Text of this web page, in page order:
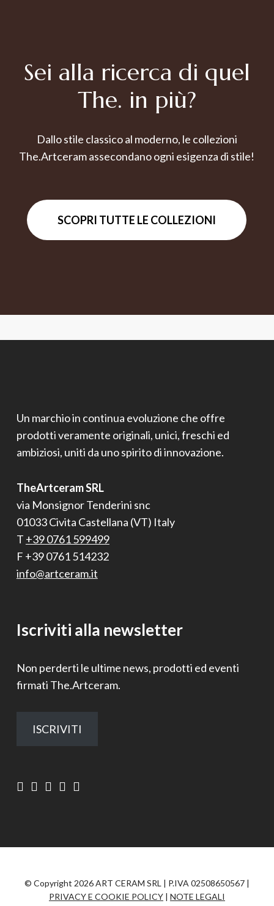
Sei alla ricerca di quel
The. in più?
Dallo stile classico al moderno, le collezioni
The.Artceram assecondano ogni esigenza di stile!
SCOPRI TUTTE LE COLLEZIONI
Un marchio in continua evoluzione che offre
prodotti veramente originali, unici, freschi ed
ambiziosi, uniti da uno spirito di innovazione.
TheArtceram SRL
via Monsignor Tenderini snc
01033 Civita Castellana (VT) Italy
T +39 0761 599499
F +39 0761 514232
info@artceram.it
Iscriviti alla newsletter
Non perderti le ultime news, prodotti ed eventi
firmati The.Artceram.
ISCRIVITI
© Copyright 2026 ART CERAM SRL | P.IVA 02508650567 |
PRIVACY E COOKIE POLICY| NOTE LEGALI